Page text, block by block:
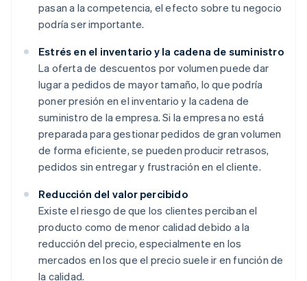
pasan a la competencia, el efecto sobre tu negocio
podría ser importante.
Estrés en el inventario y la cadena de suministro
La oferta de descuentos por volumen puede dar
lugar a pedidos de mayor tamaño, lo que podría
poner presión en el inventario y la cadena de
suministro de la empresa. Si la empresa no está
preparada para gestionar pedidos de gran volumen
de forma eficiente, se pueden producir retrasos,
pedidos sin entregar y frustración en el cliente.
Reducción del valor percibido
Existe el riesgo de que los clientes perciban el
producto como de menor calidad debido a la
reducción del precio, especialmente en los
mercados en los que el precio suele ir en función de
la calidad.